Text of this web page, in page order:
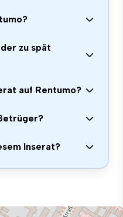
zu spät
auf Rentumo?
Inserat?